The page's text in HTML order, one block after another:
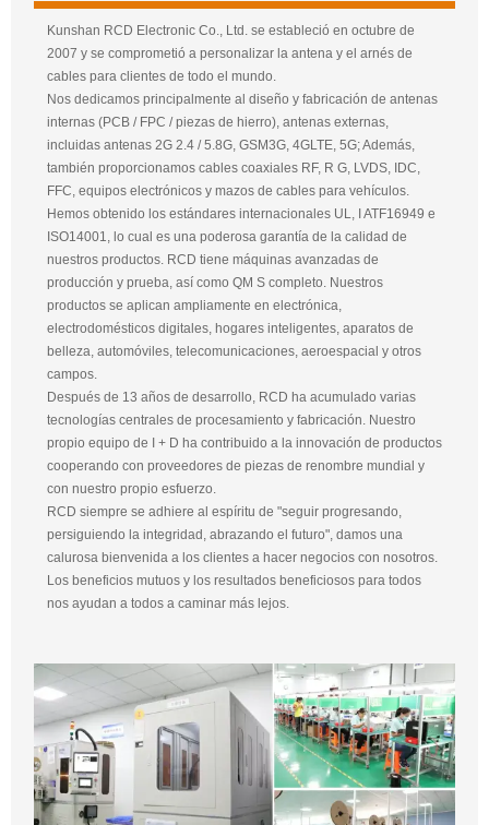
Kunshan RCD Electronic Co., Ltd. se estableció en octubre de
2007 y se comprometió a personalizar la antena y el arnés de
cables para clientes de todo el mundo.
Nos dedicamos principalmente al diseño y fabricación de antenas
internas (PCB / FPC / piezas de hierro), antenas externas,
incluidas antenas 2G 2.4 / 5.8G, GSM3G, 4GLTE, 5G; Además,
también proporcionamos cables coaxiales RF, R G, LVDS, IDC,
FFC, equipos electrónicos y mazos de cables para vehículos.
Hemos obtenido los estándares internacionales UL, I ATF16949 e
ISO14001, lo cual es una poderosa garantía de la calidad de
nuestros productos. RCD tiene máquinas avanzadas de
producción y prueba, así como QM S completo. Nuestros
productos se aplican ampliamente en electrónica,
electrodomésticos digitales, hogares inteligentes, aparatos de
belleza, automóviles, telecomunicaciones, aeroespacial y otros
campos.
Después de 13 años de desarrollo, RCD ha acumulado varias
tecnologías centrales de procesamiento y fabricación. Nuestro
propio equipo de I + D ha contribuido a la innovación de productos
cooperando con proveedores de piezas de renombre mundial y
con nuestro propio esfuerzo.
RCD siempre se adhiere al espíritu de "seguir progresando,
persiguiendo la integridad, abrazando el futuro", damos una
calurosa bienvenida a los clientes a hacer negocios con nosotros.
Los beneficios mutuos y los resultados beneficiosos para todos
nos ayudan a todos a caminar más lejos.